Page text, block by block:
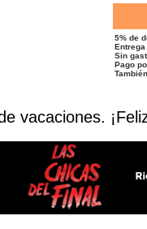
5% de
Entrega
Sin
Pago
vacaciones.